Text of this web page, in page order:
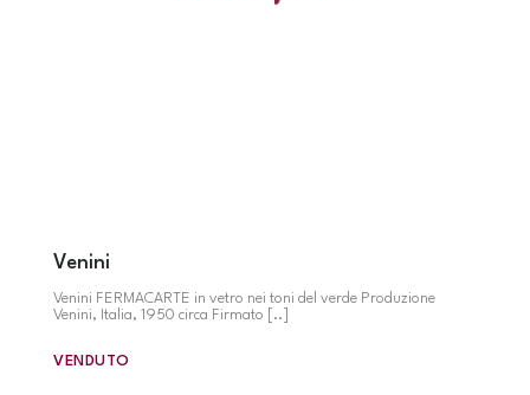
Venini
Venini FERMACARTE in vetro nei toni del verde Produzione
Venini, Italia, 1950 circa Firmato [..]
VENDUTO